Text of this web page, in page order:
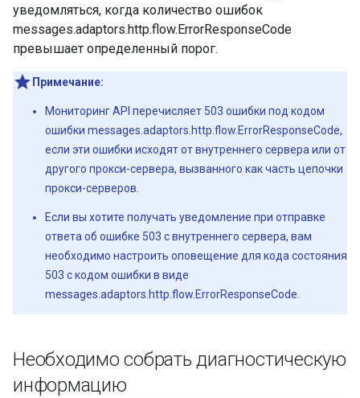
уведомляться, когда количество ошибок
messages.adaptors.http.flow.ErrorResponseCode
превышает определенный порог.
Примечание:
Мониторинг API перечисляет 503 ошибки под кодом
ошибки messages.adaptors.http.flow.ErrorResponseCode,
если эти ошибки исходят от внутреннего сервера или от
другого прокси-сервера, вызванного как часть цепочки
прокси-серверов.
Если вы хотите получать уведомление при отправке
ответа об ошибке 503 с внутреннего сервера, вам
необходимо настроить оповещение для кода состояния
503 с кодом ошибки в виде
messages.adaptors.http.flow.ErrorResponseCode.
Необходимо собрать диагностическую
информацию